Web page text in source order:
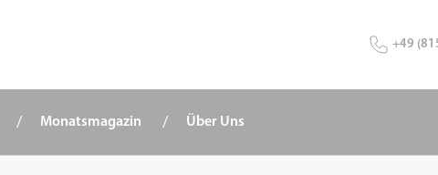
+49
Monatsmagazin Über Uns